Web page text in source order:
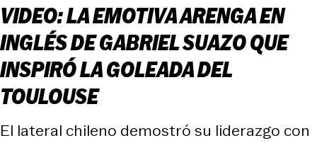
VIDEO: LA EMOTIVA ARENGA EN
INGLÉS DE GABRIEL SUAZO QUE
INSPIRÓ LA GOLEADA DEL
TOULOUSE
El lateral chileno demostró su liderazgo con